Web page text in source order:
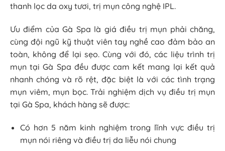
thanh lọc da oxy tươi, trị mụn công nghệ IPL.
Ưu điểm của Gà Spa là giá điều trị mụn phải chăng,
cùng đội ngũ kỹ thuật viên tay nghề cao đảm bảo an
toàn, không để lại sẹo. Cùng với đó, các liệu trình trị
mụn tại Gà Spa đều được cam kết mang lại kết quả
nhanh chóng và rõ rệt, đặc biệt là với các tình trạng
mụn viêm, mụn bọc. Trải nghiệm dịch vụ điều trị mụn
tại Gà Spa, khách hàng sẽ được:
Có hơn 5 năm kinh nghiệm trong lĩnh vực điều trị
mụn nói riêng và điều trị da liễu nói chung